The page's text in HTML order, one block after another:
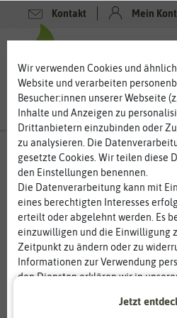
Kontakt Mein
-80%
Wir verwenden Cookies und
Website und verarbeiten
Besucher:innen unserer Webseite
Inhalte und Anzeigen zu
Drittanbietern einzubinden oder
zu analysieren. Die
gesetzte Cookies. Wir teilen diese
den Einstellungen benennen.
Die Datenverarbeitung kann mit
eines berechtigten Interesses
erteilt oder abgelehnt werden. Es
einzuwilligen und die Einwilligung
Zeitpunkt zu ändern oder zu
Informationen zur Verwendung
den Diensten erklären wir in
Jetzt